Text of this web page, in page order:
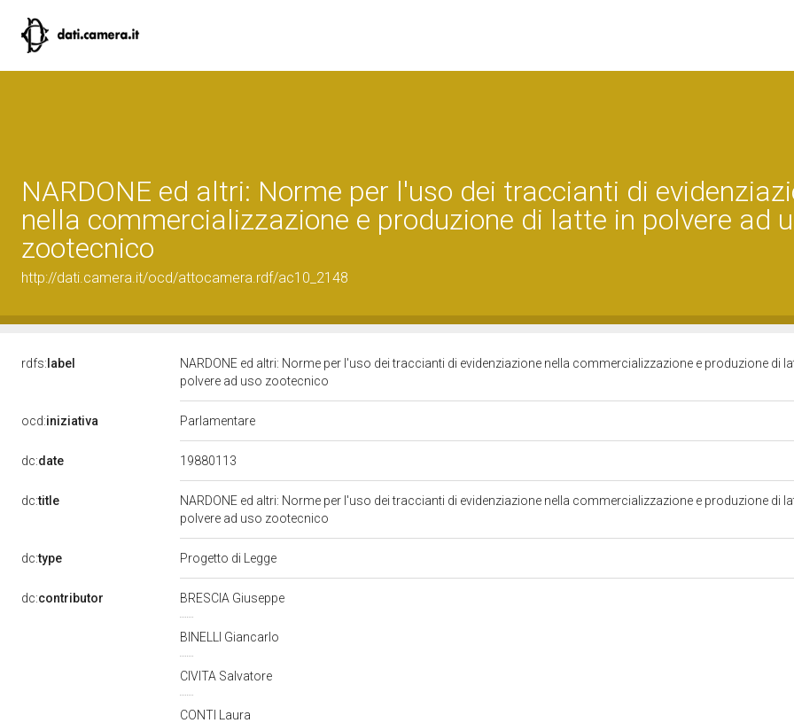
NARDONE ed altri: Norme per l'uso dei traccianti di
nella commercializzazione e produzione di latte in polvere ad
zootecnico
http://dati.camera.it/ocd/attocamera.rdf/ac10_2148
rdfs: label
NARDONE ed altri: Norme per l'uso dei traccianti di evidenziazione nella commercializzazione e produzione di
polvere ad uso zootecnico
ocd:iniziativa Parlamentare
dc:date 19880113
dc:title
NARDONE ed altri: Norme per l'uso dei traccianti di evidenziazione nella commercializzazione e produzione di
polvere ad uso zootecnico
dc:type Progetto di Legge
dc:contributor BRESCIA Giuseppe
BINELLI Giancarlo
CIVITA Salvatore
CONTI Laura